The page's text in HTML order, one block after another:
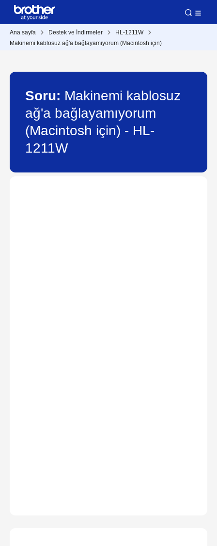
Ana sayfa Destek ve İndirmeler
HL-1211W
Makinemi kablosuz ağ'a bağlayamıyorum (Macintosh için)
Soru: Makinemi kablosuz
ağ'a bağlayamıyorum
(Macintosh için) - HL-
1211W